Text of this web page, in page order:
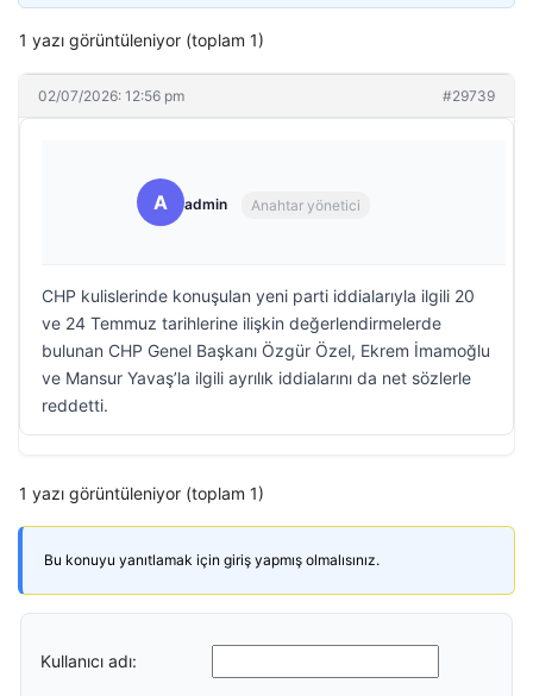
1 yazı görüntüleniyor (toplam 1)
02/07/2026: 12:56 pm #29739
A admin Anahtar yönetici
CHP kulislerinde konuşulan yeni parti iddialarıyla ilgili 20
ve 24 Temmuz tarihlerine ilişkin değerlendirmelerde
bulunan CHP Genel Başkanı Özgür Özel, Ekrem İmamoğlu
ve Mansur Yavaş’la ilgili ayrılık iddialarını da net sözlerle
reddetti.
1 yazı görüntüleniyor (toplam 1)
Bu konuyu yanıtlamak için giriş yapmış olmalısınız.
Kullanıcı adı: